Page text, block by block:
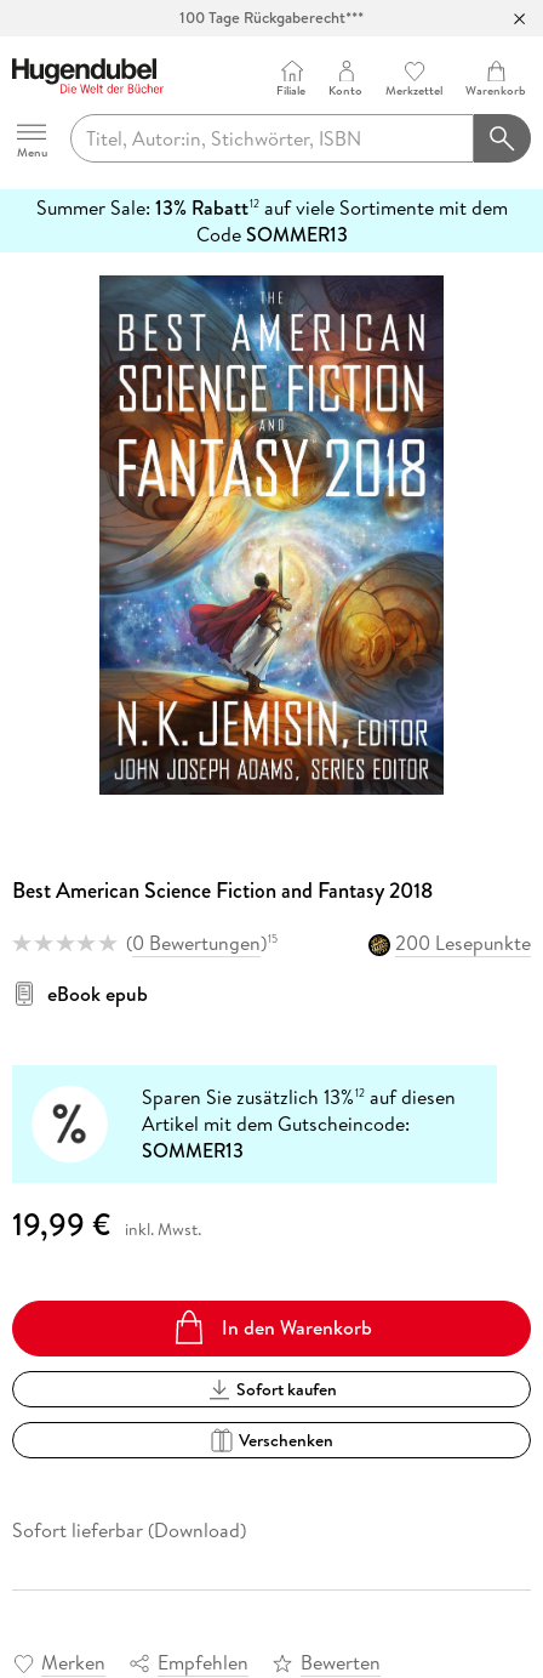
100 Tage Rückgaberecht***
Hugendubel
Menu
Filiale Konto Merkzettel Warenkorb
Summer Sale: 13% Rabatt12auf viele Sortimente mit dem
CodeSOMMER13
erfahren
Best American Science Fiction and Fantasy 2018
(0 Bewertungen)15
200 Lesepunkte
eBook epub
Sparen Sie zusätzlich 13%12 auf diesen
Artikel mit dem Gutscheincode:
SOMMER13
19,99 € inkl. Mwst.
In den Warenkorb
Sofort kaufen
Verschenken
Sofort lieferbar (Download)
Merken Empfehlen Bewerten